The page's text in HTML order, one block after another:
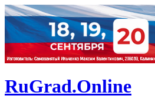
RuGrad.Online